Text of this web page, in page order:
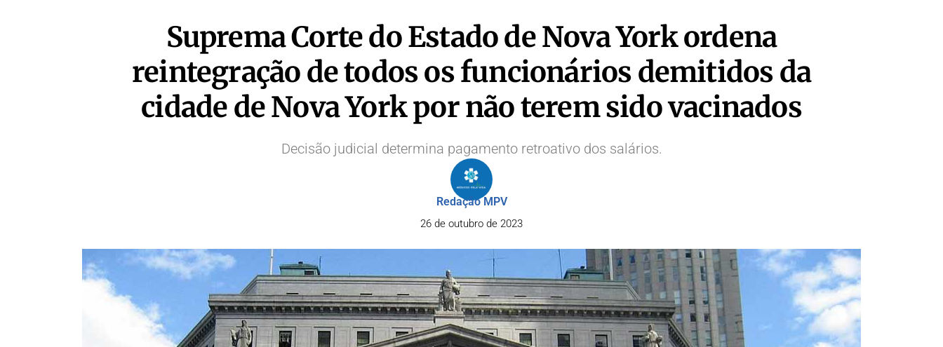
Suprema Corte do Estado de Nova York ordena
reintegração de todos os funcionários demitidos da
cidade de Nova York por não terem sido vacinados
Decisão judicial determina pagamento retroativo dos salários.
Redação MPV
26 de outubro de 2023